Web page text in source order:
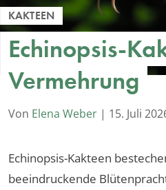
KAKTEEN
Echinopsis-
Vermehrung
Von Elena Weber | 15. Juli
Echinopsis-Kakteen
beeindruckende